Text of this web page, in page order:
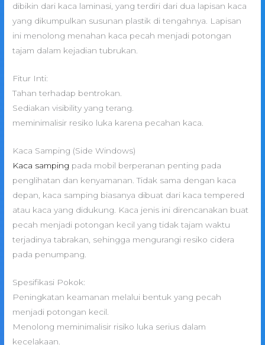
dibikin dari kaca laminasi, yang terdiri dari dua lapisan kaca
yang dikumpulkan susunan plastik di tengahnya. Lapisan
ini menolong menahan kaca pecah menjadi potongan
tajam dalam kejadian tubrukan.
Fitur Inti:
Tahan terhadap bentrokan.
Sediakan visibility yang terang.
meminimalisir resiko luka karena pecahan kaca.
Kaca Samping (Side Windows)
Kaca samping pada mobil berperanan penting pada
penglihatan dan kenyamanan. Tidak sama dengan kaca
depan, kaca samping biasanya dibuat dari kaca tempered
atau kaca yang didukung. Kaca jenis ini direncanakan buat
pecah menjadi potongan kecil yang tidak tajam waktu
terjadinya tabrakan, sehingga mengurangi resiko cidera
pada penumpang.
Spesifikasi Pokok:
Peningkatan keamanan melalui bentuk yang pecah
menjadi potongan kecil.
Menolong meminimalisir risiko luka serius dalam
kecelakaan.